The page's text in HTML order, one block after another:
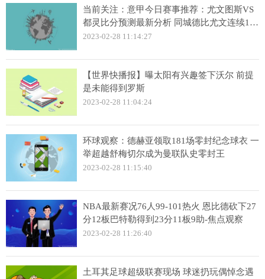
当前关注：意甲今日赛事推荐：尤文图斯VS
都灵比分预测最新分析 同城德比尤文连续17
场不败
2023-02-28 11:14:27
【世界快播报】曝太阳有兴趣签下沃尔 前提
是未能得到罗斯
2023-02-28 11:04:24
环球观察：德赫亚领取181场零封纪念球衣 一
举超越舒梅切尔成为曼联队史零封王
2023-02-28 11:15:40
NBA最新赛况76人99-101热火 恩比德砍下27
分12板巴特勒得到23分11板9助-焦点观察
2023-02-28 11:26:40
土耳其足球超级联赛现场 球迷扔玩偶悼念遇